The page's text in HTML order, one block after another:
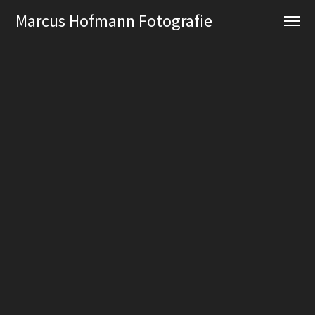
Marcus Hofmann Fotografie